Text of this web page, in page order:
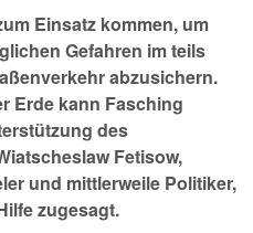
Einsatz kommen, um
Gefahren im teils
abzusichern.
Erde kann Fasching
des
Fetisow,
und mittlerweile Politiker,
zugesagt.